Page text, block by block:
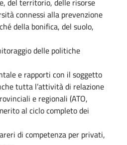
connessi alla prevenzione
della bonifica, del suolo,
delle politiche
e rapporti con il soggetto
tutta l’attività di relazione
e regionali (ATO,
al ciclo completo dei
di competenza per privati,